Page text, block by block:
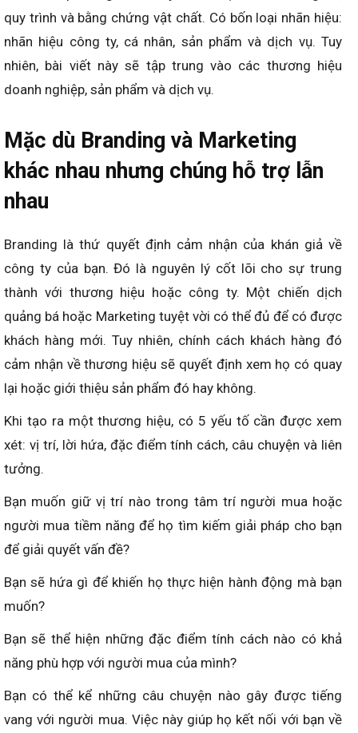
quy trình và bằng chứng vật chất. Có bốn loại nhãn hiệu:
nhãn hiệu công ty, cá nhân, sản phẩm và dịch vụ. Tuy
nhiên, bài viết này sẽ tập trung vào các thương hiệu
doanh nghiệp, sản phẩm và dịch vụ.
Mặc dù Branding và Marketing
khác nhau nhưng chúng hỗ trợ lẫn
nhau
Branding là thứ quyết định cảm nhận của khán giả về
công ty của bạn. Đó là nguyên lý cốt lõi cho sự trung
thành với thương hiệu hoặc công ty. Một chiến dịch
quảng bá hoặc Marketing tuyệt vời có thể đủ để có được
khách hàng mới. Tuy nhiên, chính cách khách hàng đó
cảm nhận về thương hiệu sẽ quyết định xem họ có quay
lại hoặc giới thiệu sản phẩm đó hay không.
Khi tạo ra một thương hiệu, có 5 yếu tố cần được xem
xét: vị trí, lời hứa, đặc điểm tính cách, câu chuyện và liên
tưởng.
Bạn muốn giữ vị trí nào trong tâm trí người mua hoặc
người mua tiềm năng để họ tìm kiếm giải pháp cho bạn
để giải quyết vấn đề?
Bạn sẽ hứa gì để khiến họ thực hiện hành động mà bạn
muốn?
Bạn sẽ thể hiện những đặc điểm tính cách nào có khả
năng phù hợp với người mua của mình?
Bạn có thể kể những câu chuyện nào gây được tiếng
vang với người mua. Việc này giúp họ kết nối với bạn về